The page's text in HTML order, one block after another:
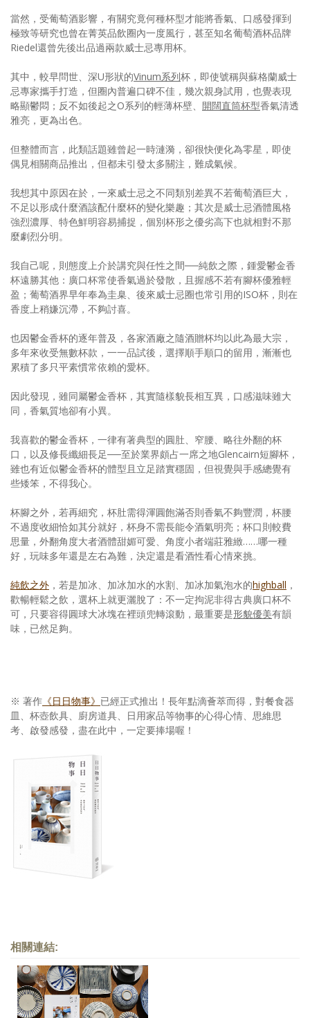
合作與代言
訂閱電子報
當然，受葡萄酒影響，有關究竟何種杯型才能將香氣、口感發揮到
極致等研究也曾在菁英品飲圈內一度風行，甚至知名葡萄酒杯品牌
Riedel還曾先後出品過兩款威士忌專用杯。
其中，較早問世、深U形狀的Vinum系列杯，即使號稱與蘇格蘭威士
忌專家攜手打造，但圈內普遍口碑不佳，幾次親身試用，也覺表現
略顯鬱悶；反不如後起之O系列的輕薄杯壁、 開闊直筒杯型香氣清透
雅亮，更為出色。
但整體而言，此類話題雖曾起一時漣漪，卻很快便化為零星，即使
偶見相關商品推出，但都未引發太多關注，難成氣候。
我想其中原因在於，一來威士忌之不同類別差異不若葡萄酒巨大，
不足以形成什麼酒該配什麼杯的變化樂趣；其次是威士忌酒體風格
強烈濃厚、特色鮮明容易捕捉，個別杯形之優劣高下也就相對不那
麼劇烈分明。
我自己呢，則態度上介於講究與任性之間──純飲之際，鍾愛鬱金香
杯遠勝其他：廣口杯常使香氣過於發散，且握感不若有腳杯優雅輕
盈；葡萄酒界早年奉為圭臬、後來威士忌圈也常引用的ISO杯，則在
香度上稍嫌沉滯，不夠討喜。
也因鬱金香杯的逐年普及，各家酒廠之隨酒贈杯均以此為最大宗，
多年來收受無數杯款，一一品試後，選擇順手順口的留用，漸漸也
累積了多只平素慣常依賴的愛杯。
因此發現，雖同屬鬱金香杯，其實隨樣貌長相互異，口感滋味雖大
同，香氣質地卻有小異。
我喜歡的鬱金香杯，一律有著典型的圓肚、窄腰、略往外翻的杯
口，以及修長纖細長足──至於業界頗占一席之地Glencairn短腳杯，
雖也有近似鬱金香杯的體型且立足踏實穩固，但視覺與手感總覺有
些矮笨，不得我心。
杯腳之外，若再細究，杯肚需得渾圓飽滿否則香氣不夠豐潤，杯腰
不過度收細恰如其分就好，杯身不需長能令酒氣明亮；杯口則較費
思量，外翻角度大者酒體甜媚可愛、角度小者端莊雅緻……哪一種
好，玩味多年還是左右為難，決定還是看酒性看心情來挑。
純飲之外 ，若是加冰、加冰加水的水割、加冰加氣泡水的highball ，
歡暢輕鬆之飲，選杯上就更灑脫了：不一定拘泥非得古典廣口杯不
可，只要容得圓球大冰塊在裡頭兜轉滾動，最重要是形貌優美有韻
味，已然足夠。
※ 著作 《日日物事》 已經正式推出！長年點滴薈萃而得，對餐食器
皿、杯壺飲具、廚房道具、日用家品等物事的心得心情、思維思
考、啟發感發，盡在此中，一定要捧場喔！
相關連結: